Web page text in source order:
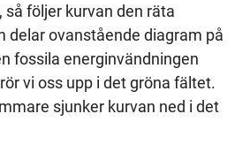
så följer kurvan den räta
delar ovanstående diagram på
fossila energinvändningen
vi oss upp i det gröna fältet.
sjunker kurvan ned i det